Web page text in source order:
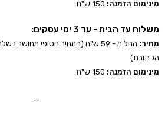
מינימום הזמנה:
משלוח עד הבית - עד 3 ימי עסקים:
מחיר:
החל מ - 59 ש"ח (המחיר הסופי
הכתובת)
מינימום הזמנה:
_